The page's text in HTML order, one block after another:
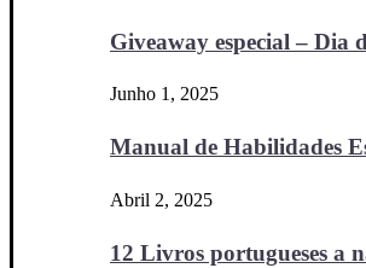
Giveaway especial – Dia
Junho 1, 2025
Manual de Habilidades
Abril 2, 2025
12 Livros portugueses a